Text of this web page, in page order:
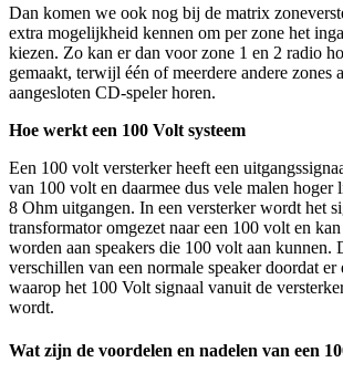
Dan komen we ook nog bij de matrix
extra mogelijkheid kennen om per zone het
kiezen. Zo kan er dan voor zone 1 en 2 radio
gemaakt, terwijl één of meerdere andere zones
aangesloten CD-speler horen.
Hoe werkt een 100 Volt systeem
Een 100 volt versterker heeft een
van 100 volt en daarmee dus vele malen hoger
8 Ohm uitgangen. In een versterker wordt het
transformator omgezet naar een 100 volt en
worden aan speakers die 100 volt aan kunnen.
verschillen van een normale speaker doordat
waarop het 100 Volt signaal vanuit de
wordt.
Wat zijn de voordelen en nadelen van een